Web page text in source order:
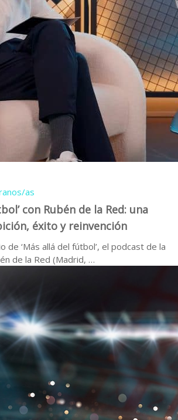
as
con Rubén de la Red: una
éxito y reinvención
de ‘Más allá del fútbol’, el podcast de la
de la Red (Madrid, …